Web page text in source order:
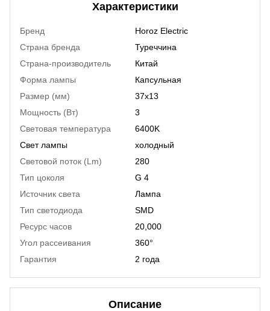
Характеристики
Бренд
Horoz Electric
Страна бренда
Туреччина
Страна-производитель
Китай
Форма лампы
Капсульная
Размер (мм)
37х13
Мощность (Вт)
3
Световая температура
6400K
Свет лампы
холодный
Световой поток (Lm)
280
Тип цоколя
G 4
Источник света
Лампа
Тип светодиода
SMD
Ресурс часов
20,000
Угол рассеивания
360°
Гарантия
2 года
Описание